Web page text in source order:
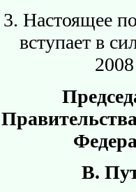
3. Настоящее
вступает в
2008
В.